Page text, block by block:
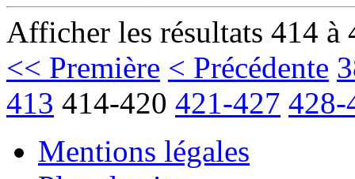
Afficher les résultats 414 à
<< Première < Précédente
413 414-420 421-427 428-
Mentions légales